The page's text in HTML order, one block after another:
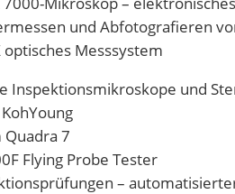
und Abfotografieren
optisches Messsystem
Inspektionsmikroskope und
7
Flying Probe Tester
–